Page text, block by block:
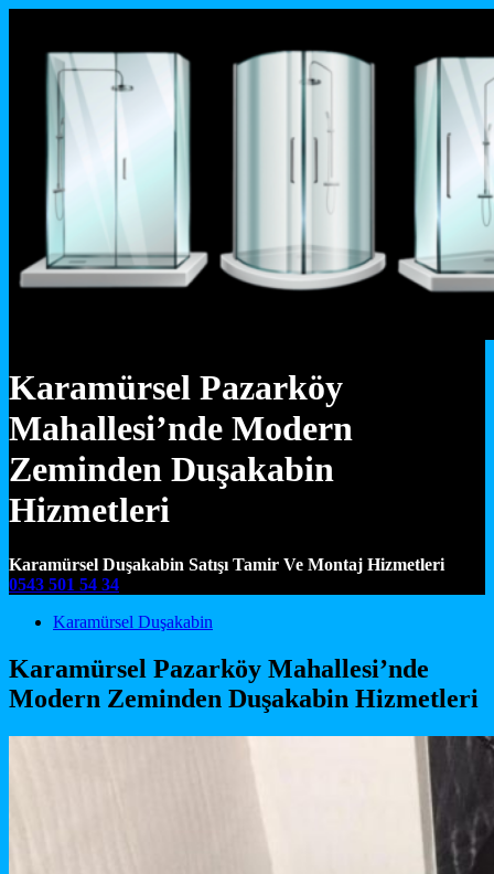
Karamürsel Pazarköy
Mahallesi’nde Modern
Zeminden Duşakabin
Hizmetleri
Karamürsel Duşakabin Satışı Tamir Ve Montaj Hizmetleri
0543 501 54 34
Main Navigation
Karamürsel Duşakabin
Karamürsel Pazarköy Mahallesi’nde
Modern Zeminden Duşakabin Hizmetleri